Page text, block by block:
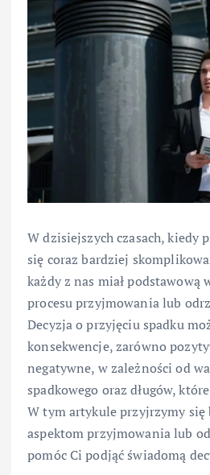
W dzisiejszych czasach, kiedy
się coraz bardziej
każdy z nas miał podstawową
procesu przyjmowania lub
Decyzja o przyjęciu spadku
konsekwencje, zarówno
negatywne, w zależności od
spadkowego oraz długów,
W tym artykule przyjrzymy
aspektom przyjmowania lub
pomóc Ci podjąć świadomą